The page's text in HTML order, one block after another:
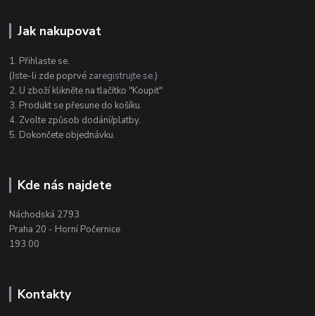
Jak nakupovat
1. Přihlaste se.
(Jste-li zde poprvé zaregistrujte se.)
2. U zboží klikněte na tlačítko "Koupit"
3. Produkt se přesune do košíku.
4. Zvolte způsob dodání/platby.
5. Dokončete objednávku.
Kde nás najdete
Náchodská 2793
Praha 20 - Horní Počernice
193 00
Kontakty